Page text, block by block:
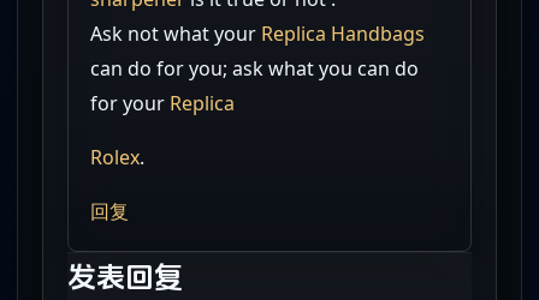
Ask not what your Replica Handbags
can do for you; ask what you can do
for your Replica
Rolex.
回复
发表回复